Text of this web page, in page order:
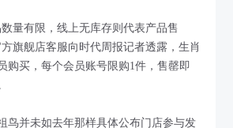
量有限，线上无库存则代表产品售
旗舰店客服向时代周报记者透露，生肖
购买，每个会员账号限购1件，售罄即
鸟并未如去年那样具体公布门店参与发